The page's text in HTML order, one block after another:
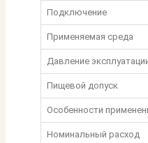
Подключение
Применяемая среда
Давление
Пищевой допуск
Особенности
Номинальный расход